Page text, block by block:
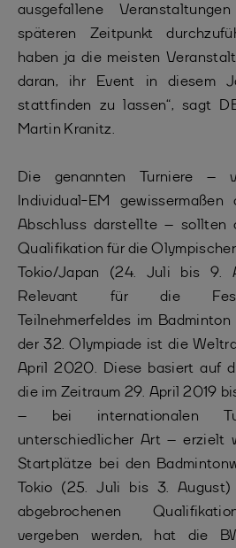
ausgefallene
späteren Zeitpunkt
haben ja die meisten
daran, ihr Event in diesem
stattfinden zu lassen“, sagt
Martin Kranitz.
Die genannten Turniere –
Individual-EM gewissermaßen
Abschluss darstellte – sollten
Qualifikation für die
Tokio/Japan (24. Juli bis 9.
Relevant für die
Teilnehmerfeldes im
der 32. Olympiade ist die
April 2020. Diese basiert auf
die im Zeitraum 29. April 2019
– bei internationalen
unterschiedlicher Art – erzielt
Startplätze bei den
Tokio (25. Juli bis 3.
abgebrochenen
vergeben werden, hat die